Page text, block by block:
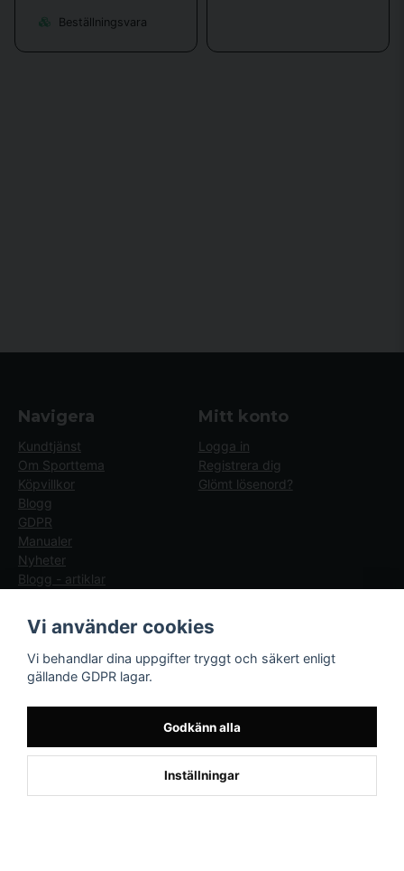
Beställningsvara
Navigera
Kundtjänst
Om Sporttema
Köpvillkor
Blogg
GDPR
Manualer
Nyheter
Blogg - artiklar
Mitt konto
Logga in
Registrera dig
Glömt lösenord?
Följ oss
AB
Drottninggatan 47
beställde Robotgräsklippare Genie
Vi använder cookies
Vi behandlar dina uppgifter tryggt och säkert enligt
gällande GDPR lagar.
Godkänn alla
Inställningar